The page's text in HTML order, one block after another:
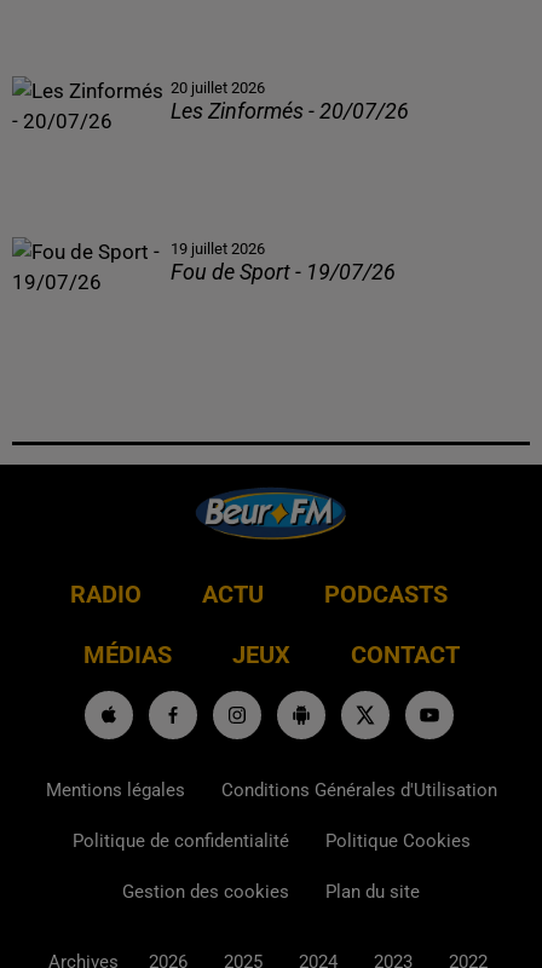
20 juillet 2026
Les Zinformés - 20/07/26
19 juillet 2026
Fou de Sport - 19/07/26
RADIO ACTU PODCASTS
MÉDIAS JEUX CONTACT
Mentions légales Conditions Générales d'Utilisation
Politique de confidentialité Politique Cookies
Gestion des cookies Plan du site
Archives 2026 2025 2024 2023 2022